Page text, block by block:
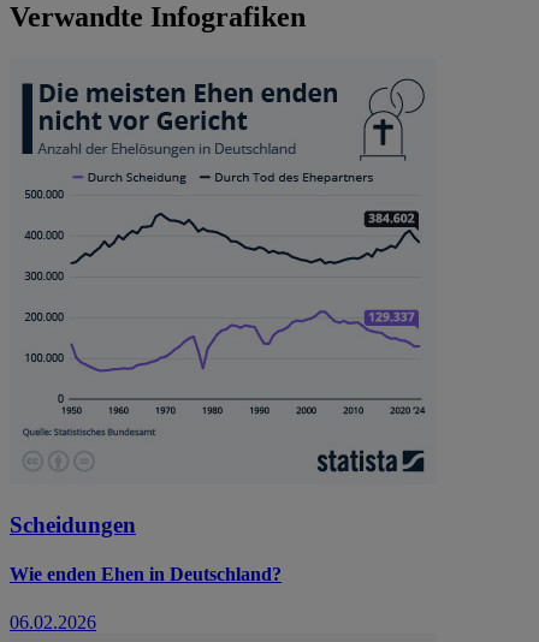
Verwandte Infografiken
Scheidungen
Wie enden Ehen in Deutschland?
06.02.2026